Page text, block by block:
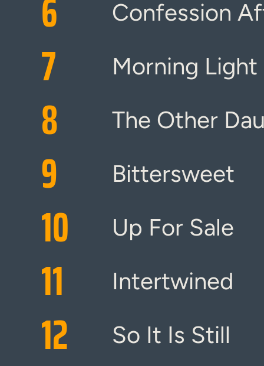
Confession
7 Morning Light
8 The Other
9 Bittersweet
10 Up For Sale
11 Intertwined
12 So It Is Still